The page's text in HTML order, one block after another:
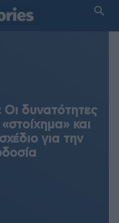
Οι δυνατότητες
και
για την